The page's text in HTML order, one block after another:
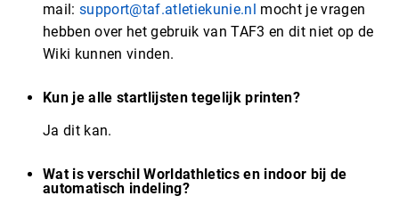
mail: support@taf.atletiekunie.nl mocht je vragen
hebben over het gebruik van TAF3 en dit niet op de
Wiki kunnen vinden.
Kun je alle startlijsten tegelijk printen?
Ja dit kan.
Wat is verschil Worldathletics en indoor bij de
automatisch indeling?